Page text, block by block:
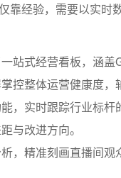
靠经验，需要以实时
站式经营看板，涵
控整体运营健康度，
，实时跟踪行业标
与改进方向。
，精准刻画直播间